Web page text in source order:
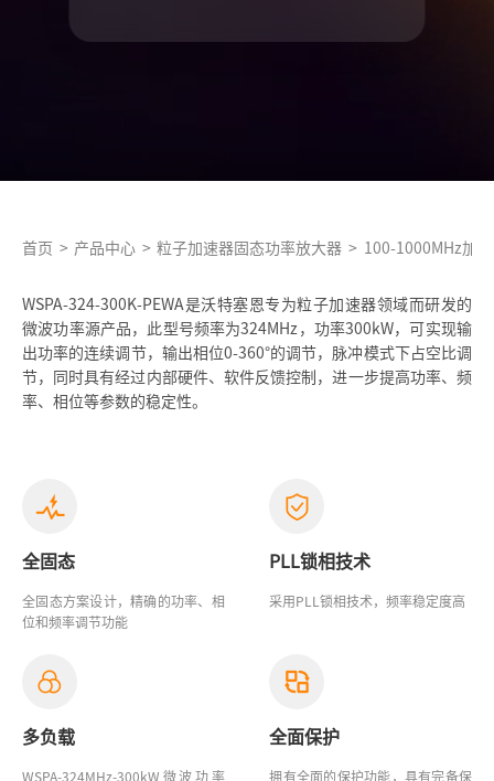
首页 > 产品中心 > 粒子加速器固态功率放大器 > 100-1000MHz加
WSPA-324-300K-PEWA是沃特塞恩专为粒子加速器领域而研发的
微波功率源产品，此型号频率为324MHz，功率300kW，可实现输
出功率的连续调节，输出相位0-360°的调节，脉冲模式下占空比调
节，同时具有经过内部硬件、软件反馈控制，进一步提高功率、频
率、相位等参数的稳定性。
全固态
全固态方案设计，精确的功率、相
位和频率调节功能
PLL锁相技术
采用PLL锁相技术，频率稳定度高
多负载
WSPA-324MHz-300kW微波功率
全面保护
拥有全面的保护功能，具有完备保